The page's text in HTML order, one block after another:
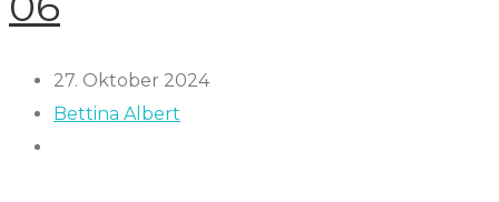
27. Oktober 2024
Bettina Albert